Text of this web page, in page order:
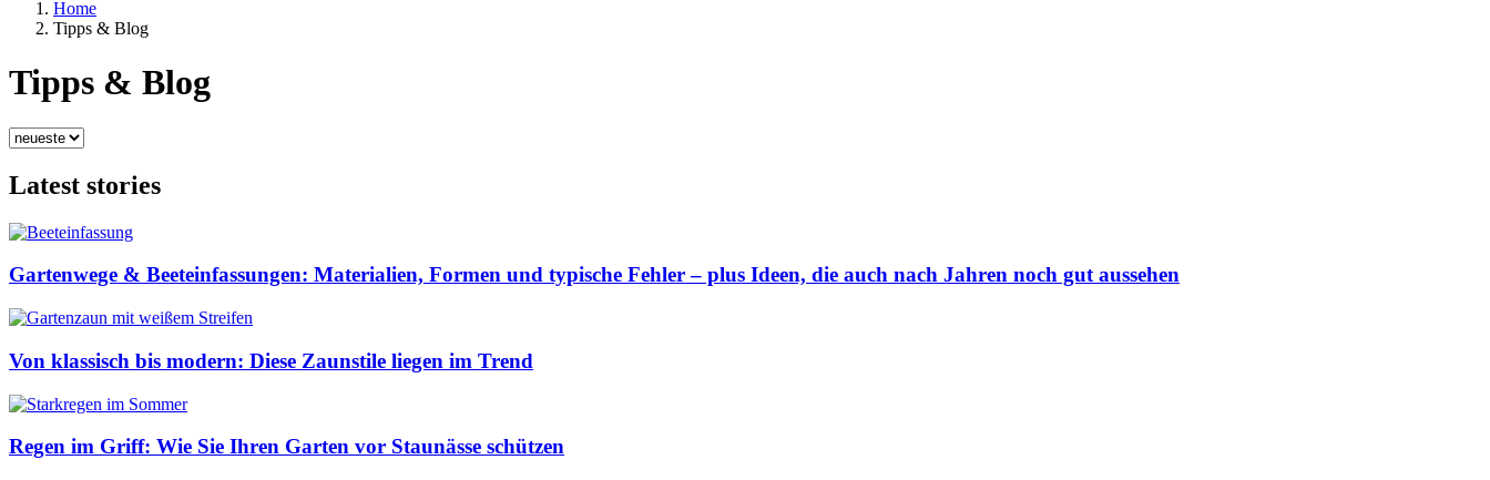
Home
Tipps & Blog
Tipps & Blog
Latest stories
Gartenwege & Beeteinfassungen: Materialien, Formen und typische Fehler – plus Ideen, die auch nach Jahren noch gut aussehen
Von klassisch bis modern: Diese Zaunstile liegen im Trend
Regen im Griff: Wie Sie Ihren Garten vor Staunässe schützen